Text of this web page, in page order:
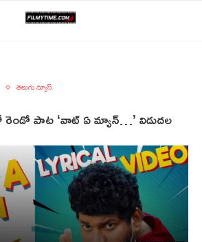
తెలుగు న్యూస్
రెండో పాట ‘వాట్ ఏ మ్యాన్…’ విడుదల